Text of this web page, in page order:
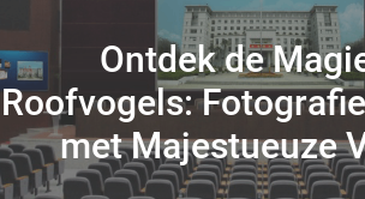
Ontdek de
Roofvogels:
met Majestueuze